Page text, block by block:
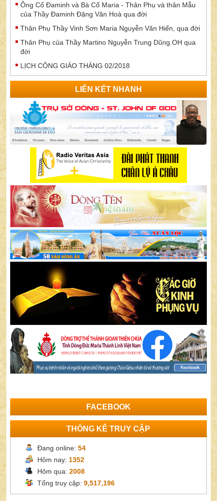
Ông Cố Đaminh và Bà Cố Maria - Thân Phụ và thân Mẫu
của Thầy Đaminh Đặng Văn Hoà qua đời
Thân Phụ Thầy Vinh Sơn Maria Nguyễn Văn Hiển, qua đời
Thân Phụ của Thầy Martino Nguyễn Trung Dũng.OH qua
đời
LỊCH CÔNG GIÁO THÁNG 02/2018
LIÊN KẾT NHANH
FACEBOOK
THỐNG KÊ TRUY CẬP
Đang online:54
Hôm nay: 1352
Hôm qua:2008
Tổng truy cập:9,517,196